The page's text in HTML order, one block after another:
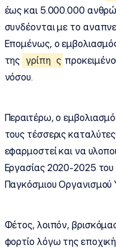
έως και 5.000.000
συνδέονται με το
Επομένως, ο
της γρίπη ς
νόσου.
Περαιτέρω, ο
τους τέσσερις
εφαρμοστεί και να
Εργασίας 2020-2025 του
Παγκόσμιου Οργανισμού
Φέτος, λοιπόν,
φορτίο λόγω της